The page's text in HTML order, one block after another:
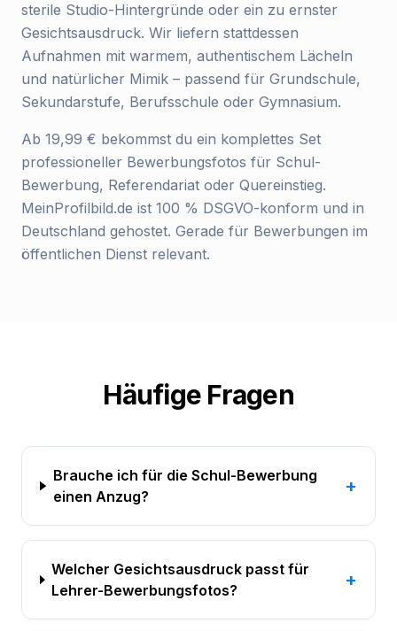
sterile Studio-Hintergründe oder ein zu ernster
Gesichtsausdruck. Wir liefern stattdessen
Aufnahmen mit warmem, authentischem Lächeln
und natürlicher Mimik – passend für Grundschule,
Sekundarstufe, Berufsschule oder Gymnasium.
Ab 19,99 € bekommst du ein komplettes Set
professioneller Bewerbungsfotos für Schul-
Bewerbung, Referendariat oder Quereinstieg.
MeinProfilbild.de ist 100 % DSGVO-konform und in
Deutschland gehostet. Gerade für Bewerbungen im
öffentlichen Dienst relevant.
Häufige Fragen
Brauche ich für die Schul-Bewerbung
einen Anzug?
+
Welcher Gesichtsausdruck passt für
Lehrer-Bewerbungsfotos?
+